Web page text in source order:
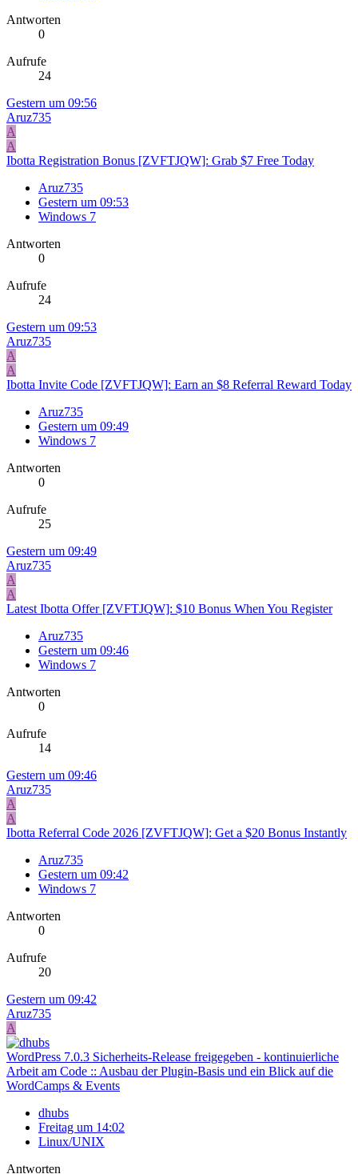
Antworten
0
Aufrufe
24
Gestern um 09:56
Aruz735
A
A
Ibotta Registration Bonus [ZVFTJQW]: Grab $7 Free Today
Aruz735
Gestern um 09:53
Windows 7
Antworten
0
Aufrufe
24
Gestern um 09:53
Aruz735
A
A
Ibotta Invite Code [ZVFTJQW]: Earn an $8 Referral Reward Today
Aruz735
Gestern um 09:49
Windows 7
Antworten
0
Aufrufe
25
Gestern um 09:49
Aruz735
A
A
Latest Ibotta Offer [ZVFTJQW]: $10 Bonus When You Register
Aruz735
Gestern um 09:46
Windows 7
Antworten
0
Aufrufe
14
Gestern um 09:46
Aruz735
A
A
Ibotta Referral Code 2026 [ZVFTJQW]: Get a $20 Bonus Instantly
Aruz735
Gestern um 09:42
Windows 7
Antworten
0
Aufrufe
20
Gestern um 09:42
Aruz735
A
WordPress 7.0.3 Sicherheits-Release freigegeben - kontinuierliche
Arbeit am Code :: Ausbau der Plugin-Basis und ein Blick auf die
WordCamps & Events
dhubs
Freitag um 14:02
Linux/UNIX
Antworten